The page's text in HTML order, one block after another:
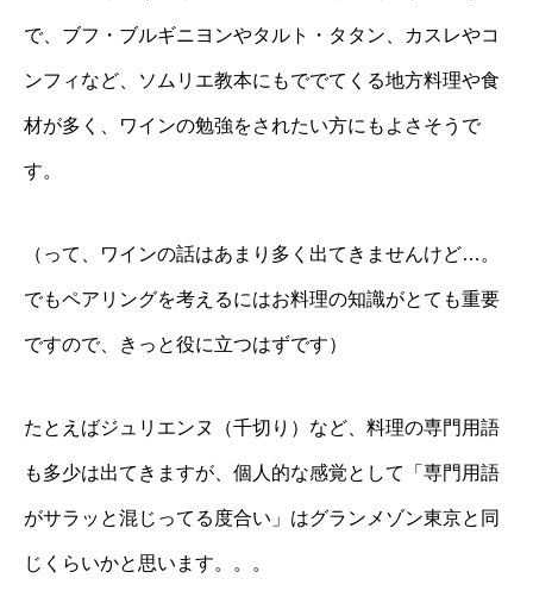
で、ブフ・ブルギニヨンやタルト・タタン、カスレやコ
ンフィなど、ソムリエ教本にもででてくる地方料理や食
材が多く、ワインの勉強をされたい方にもよさそうで
す。
（って、ワインの話はあまり多く出てきませんけど…。
でもペアリングを考えるにはお料理の知識がとても重要
ですので、きっと役に立つはずです）
たとえばジュリエンヌ（千切り）など、料理の専門用語
も多少は出てきますが、個人的な感覚として「専門用語
がサラッと混じってる度合い」はグランメゾン東京と同
じくらいかと思います。。。